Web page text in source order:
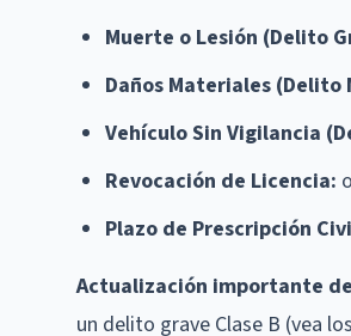
Muerte o Lesión (Delito
Daños Materiales (Delito
Vehículo Sin Vigilancia
Revocación de Licencia:
Plazo de Prescripción
Actualización importante
un delito grave Clase B (vea